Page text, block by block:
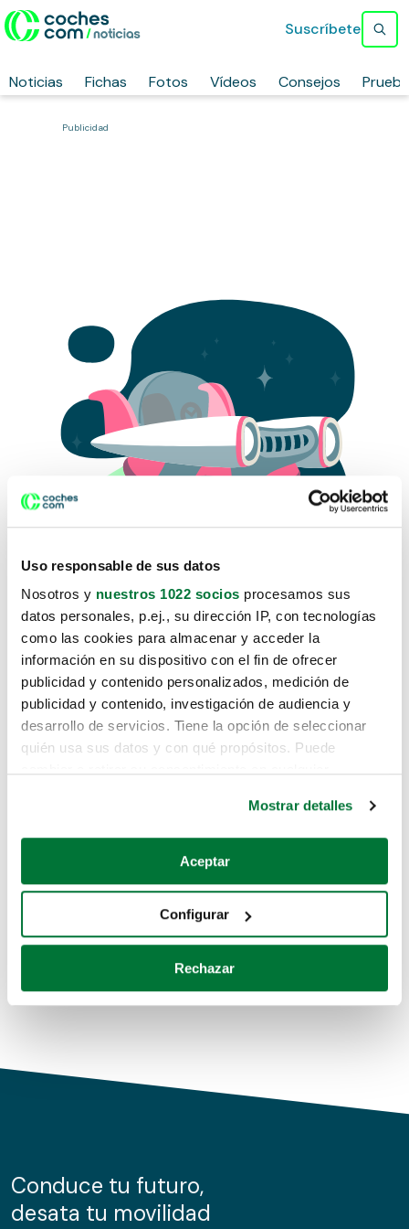
Uso responsable de sus datos
Nosotros y nuestros 1022 socios procesamos sus
datos personales, p.ej., su dirección IP, con tecnologías
como las cookies para almacenar y acceder la
información en su dispositivo con el fin de ofrecer
publicidad y contenido personalizados, medición de
publicidad y contenido, investigación de audiencia y
desarrollo de servicios. Tiene la opción de seleccionar
quién usa sus datos y con qué propósitos. Puede
Si lo permite, también quisiéramos:
Recopilar información sobre su ubicación geográfica
Identificar su dispositivo analizándolo activamente
para buscar características específicas (huellas
Obtenga más información sobre cómo se procesan sus
de cookies.
información sobre el uso que haga del sitio web con
nuestros partners de redes sociales, publicidad y análisis
Mostrar detalles
Aceptar
Configurar
Rechazar
Noticias Fichas Fotos Vídeos Consejos
Suscríbete
Publicidad
Lo sentimos, no sabemos como
te hemos traido hasta aquí.
Pero puedes encontrar el coche que estás
buscando en alguno de estos enlaces:
Coches de segunda mano
Coches de km0
Conduce tu futuro,
desata tu movilidad